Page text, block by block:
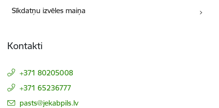
Sīkdatņu izvēles maiņa
Kontakti
+371 80205008
+371 65236777
E-pasts:
pasts@jekabpils.lv